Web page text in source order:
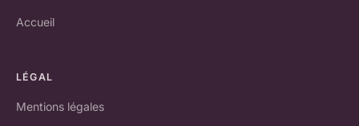
Accueil
LÉGAL
Mentions légales